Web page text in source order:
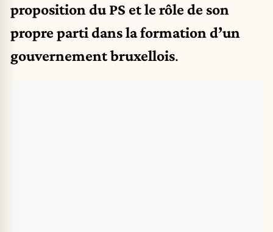
proposition du PS et le rôle de son
propre parti dans la formation d’un
gouvernement bruxellois.